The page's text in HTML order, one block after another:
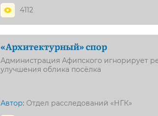
4112
«Архитектурный» спор
Администрация Афипского игнорирует
улучшения облика посёлка
Автор: Отдел расследований «НГК»